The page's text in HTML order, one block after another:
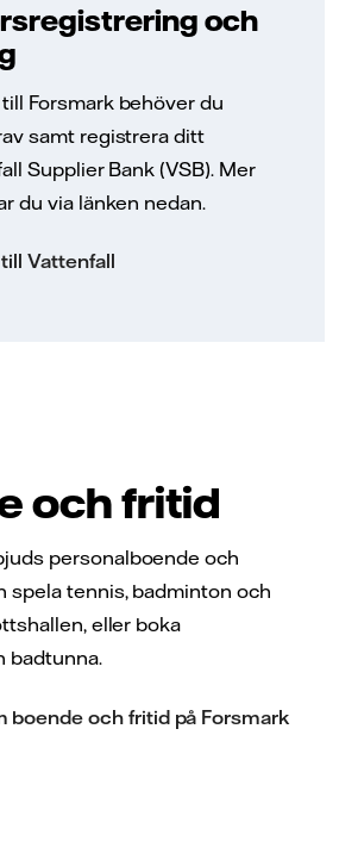
och
Forsmark behöver du
samt registrera ditt
Supplier Bank (VSB). Mer
du via länken nedan.
Vattenfall
och fritid
personalboende och
spela tennis, badminton och
eller boka
badtunna.
boende och fritid på Forsmark